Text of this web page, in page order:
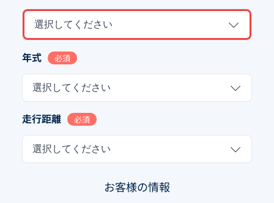
選択してください
年式 必須
選択してください
走行距離 必須
選択してください
お客様の情報